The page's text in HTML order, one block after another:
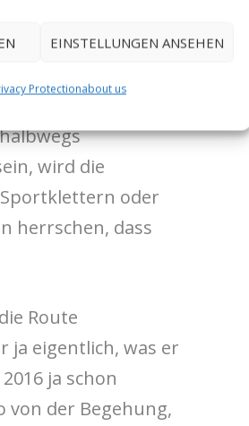
EINSTELLUNGEN ANSEHEN
Protectionabout us
auch in diesem Fall,
Mittlerweile
Schwierigkeitslimit
wird die
oder
herrschen, dass
Route
ja eigentlich, was er
ja schon
von der Begehung,